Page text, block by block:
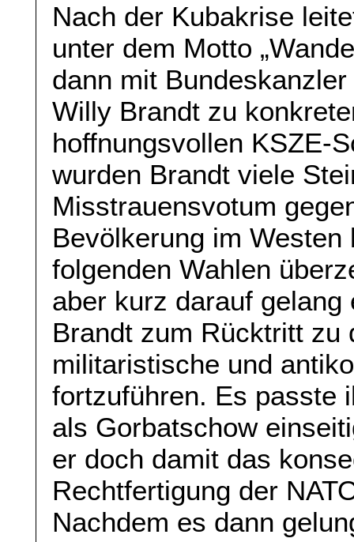
Nach der Kubakrise
unter dem Motto
dann mit
Willy Brandt zu
hoffnungsvollen KSZE-
wurden Brandt viele
Misstrauensvotum
Bevölkerung im
folgenden Wahlen
aber kurz darauf
Brandt zum Rücktritt zu
militaristische und
fortzuführen. Es passte
als Gorbatschow
er doch damit das
Rechtfertigung der
Nachdem es dann